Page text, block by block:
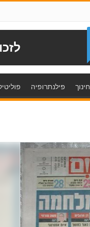
חינוך פילנתרופיה